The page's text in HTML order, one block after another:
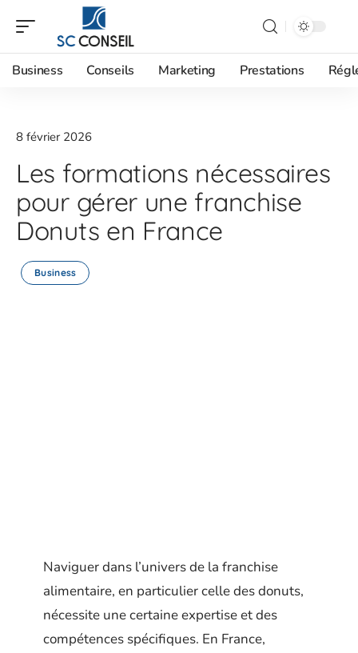
Business Conseils Marketing Prestations
8 février 2026
Les formations nécessaires
pour gérer une franchise
Donuts en France
Business
Naviguer dans l’univers de la franchise
alimentaire, en particulier celle des donuts,
nécessite une certaine expertise et des
compétences spécifiques. En France,